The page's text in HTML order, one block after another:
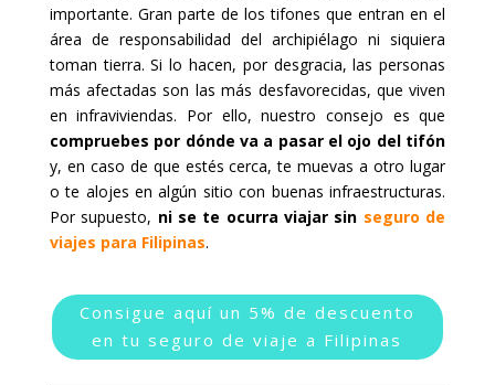
importante. Gran parte de los tifones que entran en el
área de responsabilidad del archipiélago ni siquiera
toman tierra. Si lo hacen, por desgracia, las personas
más afectadas son las más desfavorecidas, que viven
en infraviviendas. Por ello, nuestro consejo es que
compruebes por dónde va a pasar el ojo del tifón
y, en caso de que estés cerca, te muevas a otro lugar
o te alojes en algún sitio con buenas infraestructuras.
Por supuesto, ni se te ocurra viajar sin seguro de
viajes para Filipinas.
Consigue aquí un 5% de descuento
en tu seguro de viaje a Filipinas